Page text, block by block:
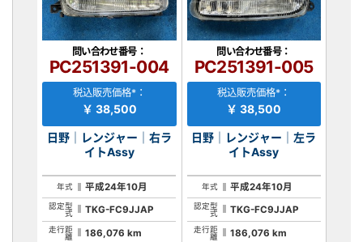
問い合わせ番号：
PC251391-004
税込販売価格*：
￥ 38,500
日野｜レンジャー｜右ラ
イトAssy
年式 平成24年10月
認定型
式
TKG-FC9JJAP
走行距
離
186,076 km
問い合わせ番号：
PC251391-005
税込販売価格*：
￥ 38,500
日野｜レンジャー｜左ラ
イトAssy
年式 平成24年10月
認定型
式
TKG-FC9JJAP
走行距
離
186,076 km